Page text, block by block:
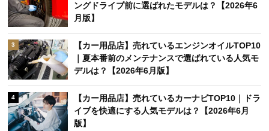
ングドライブ前に選ばれたモデルは？【2026年6
月版】
3
【カー用品店】売れているエンジンオイルTOP10
｜夏本番前のメンテナンスで選ばれている人気モ
デルは？【2026年6月版】
4
【カー用品店】売れているカーナビTOP10｜ドラ
イブを快適にする人気モデルは？【2026年6月
版】